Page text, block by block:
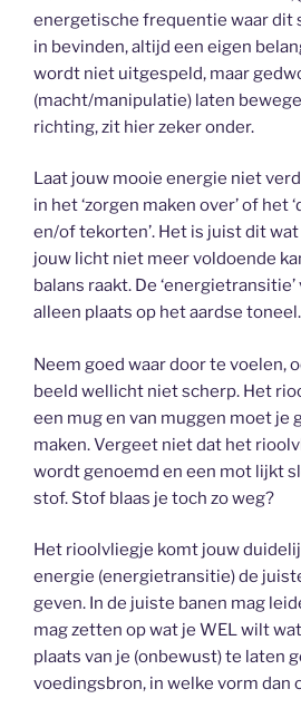
energetische frequentie waar dit
in bevinden, altijd een eigen
wordt niet uitgespeld, maar
(macht/manipulatie) laten
richting, zit hier zeker onder.
Laat jouw mooie energie niet
in het ‘zorgen maken over’ of het
en/of tekorten’. Het is juist dit
jouw licht niet meer voldoende
balans raakt. De
alleen plaats op het aardse toneel.
Neem goed waar door te voelen,
beeld wellicht niet scherp. Het
een mug en van muggen moet je
maken. Vergeet niet dat het
wordt genoemd en een mot lijkt
stof. Stof blaas je toch zo weg?
Het rioolvliegje komt jouw
energie (energietransitie) de
geven. In de juiste banen mag
mag zetten op wat je WEL wilt
plaats van je (onbewust) te laten
voedingsbron, in welke vorm dan